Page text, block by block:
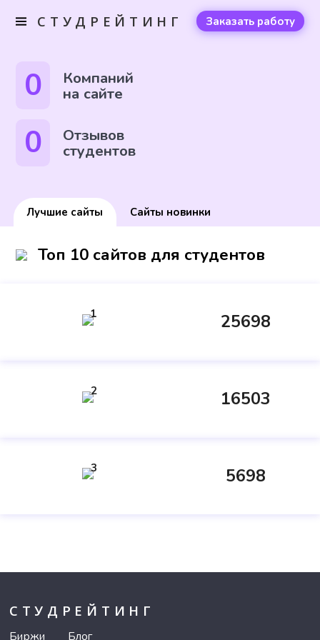
СТУДРЕЙТИНГ Заказать работу
0 Компаний
на сайте
0 Отзывов
студентов
Лучшие сайты Сайты новинки
Топ 10 сайтов для студентов
1 25698
2 16503
3 5698
СТУДРЕЙТИНГ
Биржи Блог